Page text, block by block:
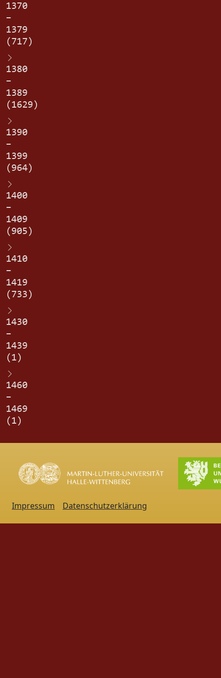
1370
–
1379
(717)
1380
–
1389
(1629)
1390
–
1399
(964)
1400
–
1409
(905)
1410
–
1419
(733)
1430
–
1439
(1)
1460
–
1469
(1)
Impressum Datenschutzerklärung